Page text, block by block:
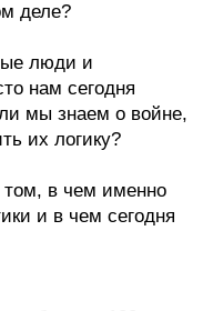
деле?
люди и
нам сегодня
мы знаем о войне,
их логику?
том, в чем именно
и в чем сегодня